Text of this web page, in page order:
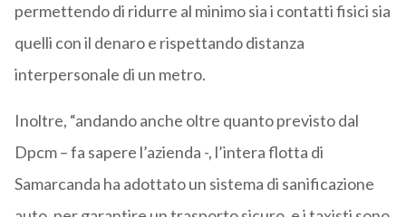
permettendo di ridurre al minimo sia i contatti fisici sia
quelli con il denaro e rispettando distanza
interpersonale di un metro.
Inoltre, “andando anche oltre quanto previsto dal
Dpcm – fa sapere l’azienda -, l’intera flotta di
Samarcanda ha adottato un sistema di sanificazione